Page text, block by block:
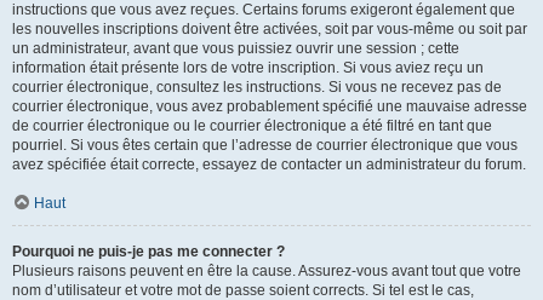
instructions que vous avez reçues. Certains forums exigeront également que
les nouvelles inscriptions doivent être activées, soit par vous-même ou soit par
un administrateur, avant que vous puissiez ouvrir une session ; cette
information était présente lors de votre inscription. Si vous aviez reçu un
courrier électronique, consultez les instructions. Si vous ne recevez pas de
courrier électronique, vous avez probablement spécifié une mauvaise adresse
de courrier électronique ou le courrier électronique a été filtré en tant que
pourriel. Si vous êtes certain que l’adresse de courrier électronique que vous
avez spécifiée était correcte, essayez de contacter un administrateur du forum.
Haut
Pourquoi ne puis-je pas me connecter ?
Plusieurs raisons peuvent en être la cause. Assurez-vous avant tout que votre
nom d’utilisateur et votre mot de passe soient corrects. Si tel est le cas,